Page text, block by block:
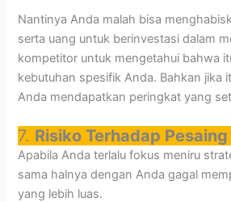
Nantinya Anda malah bisa
serta uang untuk berinvestasi dalam
kompetitor untuk mengetahui bahwa
kebutuhan spesifik Anda. Bahkan jika
Anda mendapatkan peringkat yang
7. Risiko Terhadap
Apabila Anda terlalu fokus meniru
sama halnya dengan Anda gagal
yang lebih luas.